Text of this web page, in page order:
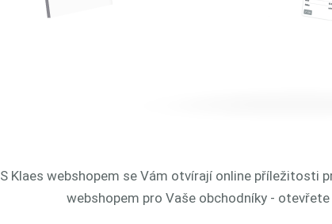
S Klaes webshopem se Vám otvírají online příležitosti
webshopem pro Vaše obchodníky -